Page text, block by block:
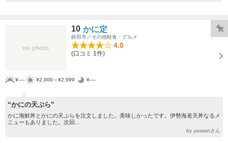
10 かに定
鉾田市／その他軽食・グルメ
4.0
(口コミ 1件)
¥---- ¥2,000～¥2,999 ¥----
“かにの天ぷら”
かに海鮮丼とかにの天ぷらを注文しました。美味しかったです。伊勢海老天丼なるメ
ニューもありました。次回...
by yassanさん